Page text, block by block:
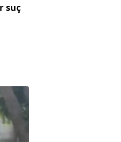
suç